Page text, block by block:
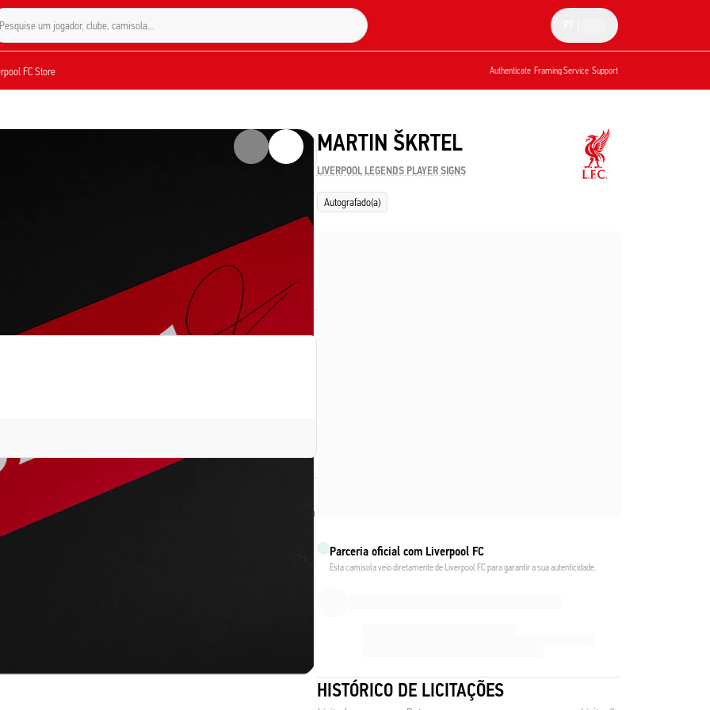
Pesquise um jogador, clube, camisola...
FC Store Authenticate Framing Service Support
e dispensaremos a taxa de envio da segunda e terceira encomenda
MARTIN ŠKRTEL
LIVERPOOL LEGENDS PLAYER SIGNS
Autografado(a)
Parceria oficial com Liverpool FC
Esta camisola veio diretamente de Liverpool FC para garantir a sua autenticidade.
HISTÓRICO DE LICITAÇÕES